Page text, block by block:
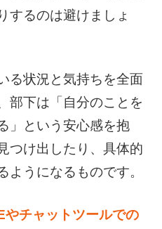
するのは避けましょ
る状況と気持ちを全面
部下は「自分のことを
」という安心感を抱
つけ出したり、具体的
ようになるものです。
やチャットツールでの